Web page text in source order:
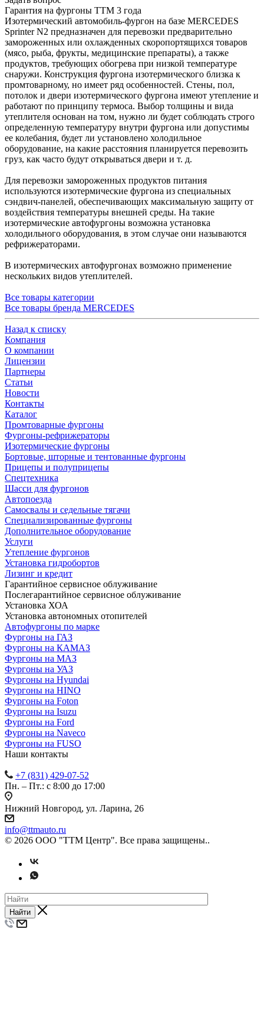
Гарантия на фургоны ТТМ 3 года
Изотермический автомобиль-фургон на базе MERCEDES
Sprinter N2 предназначен для перевозки предварительно
замороженных или охлажденных скоропортящихся товаров
(мясо, рыба, фрукты, медицинские препараты), а также
продуктов, требующих обогрева при низкой температуре
снаружи. Конструкция фургона изотермического близка к
промтоварному, но имеет ряд особенностей. Стены, пол,
потолок и двери изотермического фургона имеют утепление и
работают по принципу термоса. Выбор толщины и вида
утеплителя основан на том, нужно ли будет соблюдать строго
определенную температуру внутри фургона или допустимы
ее колебания, будет ли установлено холодильное
оборудование, на какие расстояния планируется перевозить
груз, как часто будут открываться двери и т. д.
Для перевозки замороженных продуктов питания
используются изотермические фургона из специальных
сэндвич-панелей, обеспечивающих максимальную защиту от
воздействия температуры внешней среды. На такие
изотермические автофургоны возможна установка
холодильного оборудования, в этом случае они называются
рефрижераторами.
В изотермических автофургонах возможно применение
нескольких видов утеплителей.
Все товары категории
Все товары бренда MERCEDES
Назад к списку
Компания
О компании
Лицензии
Партнеры
Статьи
Новости
Контакты
Каталог
Промтоварные фургоны
Фургоны-рефрижераторы
Изотермические фургоны
Бортовые, шторные и тентованные фургоны
Прицепы и полуприцепы
Спецтехника
Шасси для фургонов
Автопоезда
Самосвалы и седельные тягачи
Специализированные фургоны
Дополнительное оборудование
Услуги
Утепление фургонов
Установка гидробортов
Лизинг и кредит
Гарантийное сервисное облуживание
Послегарантийное сервисное облуживание
Установка ХОА
Установка автономных отопителей
Автофургоны по марке
Фургоны на ГАЗ
Фургоны на КАМАЗ
Фургоны на МАЗ
Фургоны на УАЗ
Фургоны на Hyundai
Фургоны на HINO
Фургоны на Foton
Фургоны на Isuzu
Фургоны на Ford
Фургоны на Naveco
Фургоны на FUSO
Наши контакты
+7 (831) 429-07-52
Пн. – Пт.: с 8:00 до 17:00
Нижний Новгород, ул. Ларина, 26
info@ttmauto.ru
© 2026 ООО "ТТМ Центр". Все права защищены..
Найти